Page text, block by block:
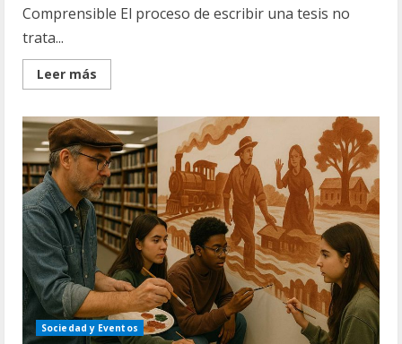
Comprensible El proceso de escribir una tesis no
trata...
Leer más
more
de
tesis
para
mayor
claridad
Sociedad y Eventos